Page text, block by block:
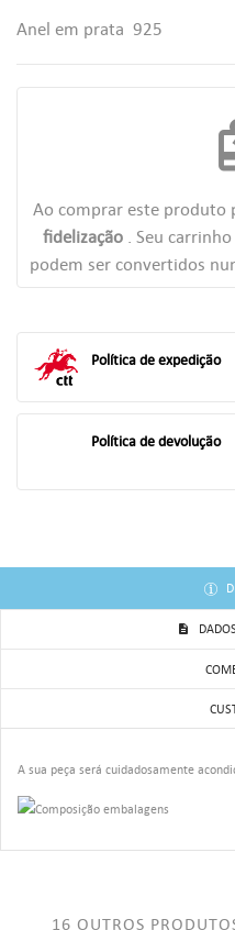
Ao comprar este produto
fidelização. Seu
podem ser convertidos
Anel em prata 925
Política de expedição
Política de devolução
A sua peça será cuidadosamente
16 OUTROS
((TITLE))
((LABEL))
ENTRAR
desejos.